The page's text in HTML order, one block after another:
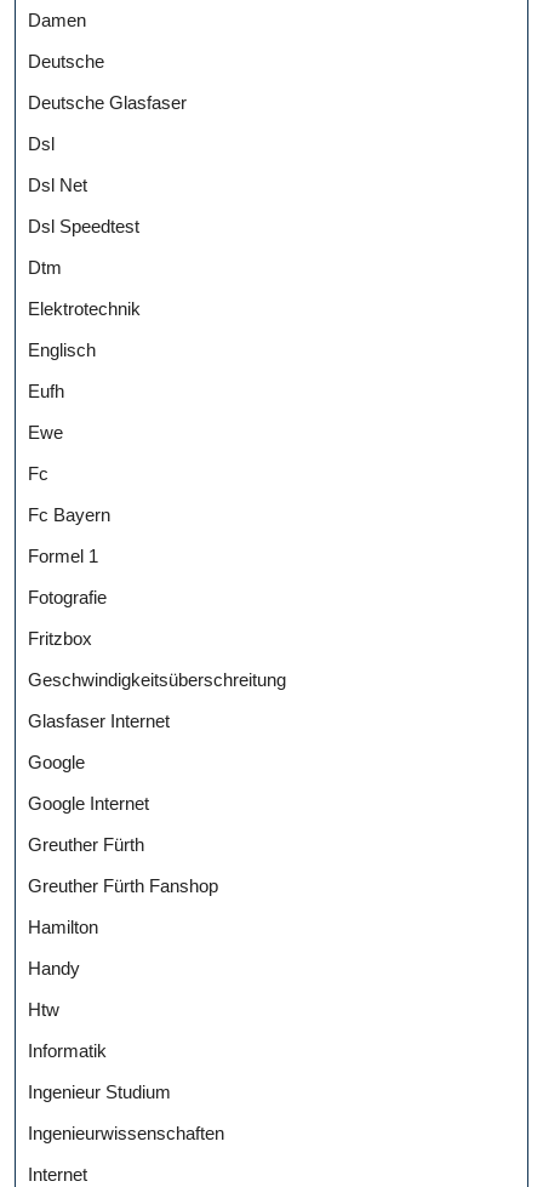
Damen
Deutsche
Deutsche Glasfaser
Dsl
Dsl Net
Dsl Speedtest
Dtm
Elektrotechnik
Englisch
Eufh
Ewe
Fc
Fc Bayern
Formel 1
Fotografie
Fritzbox
Geschwindigkeitsüberschreitung
Glasfaser Internet
Google
Google Internet
Greuther Fürth
Greuther Fürth Fanshop
Hamilton
Handy
Htw
Informatik
Ingenieur Studium
Ingenieurwissenschaften
Internet